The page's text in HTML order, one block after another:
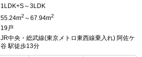
1LDK+S～3LDK
55.24m2 ～67.94m2
19戸
JR中央・総武線(東京メトロ東西線乗入れ) 阿佐ケ
谷 駅徒歩13分